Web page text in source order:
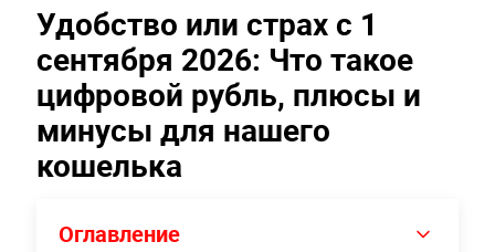
Удобство или страх с 1
сентября 2026: Что такое
цифровой рубль, плюсы и
минусы для нашего
кошелька
Оглавление